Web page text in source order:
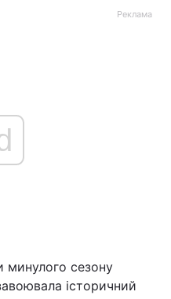
Реклама
минулого сезону
історичний